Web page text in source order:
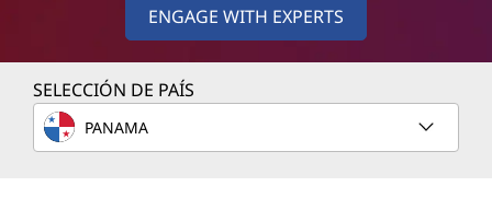
ENGAGE WITH EXPERTS
SELECCIÓN DE PAÍS
PANAMA